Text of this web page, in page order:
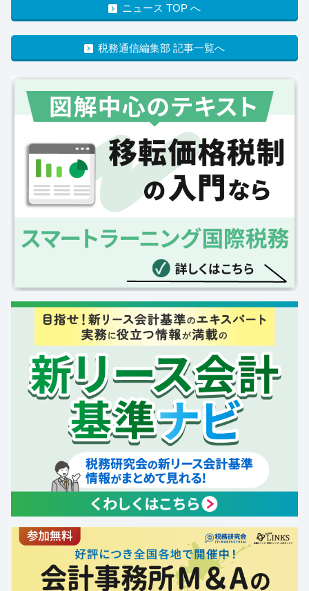
ニュース TOP へ
税務通信編集部 記事一覧へ